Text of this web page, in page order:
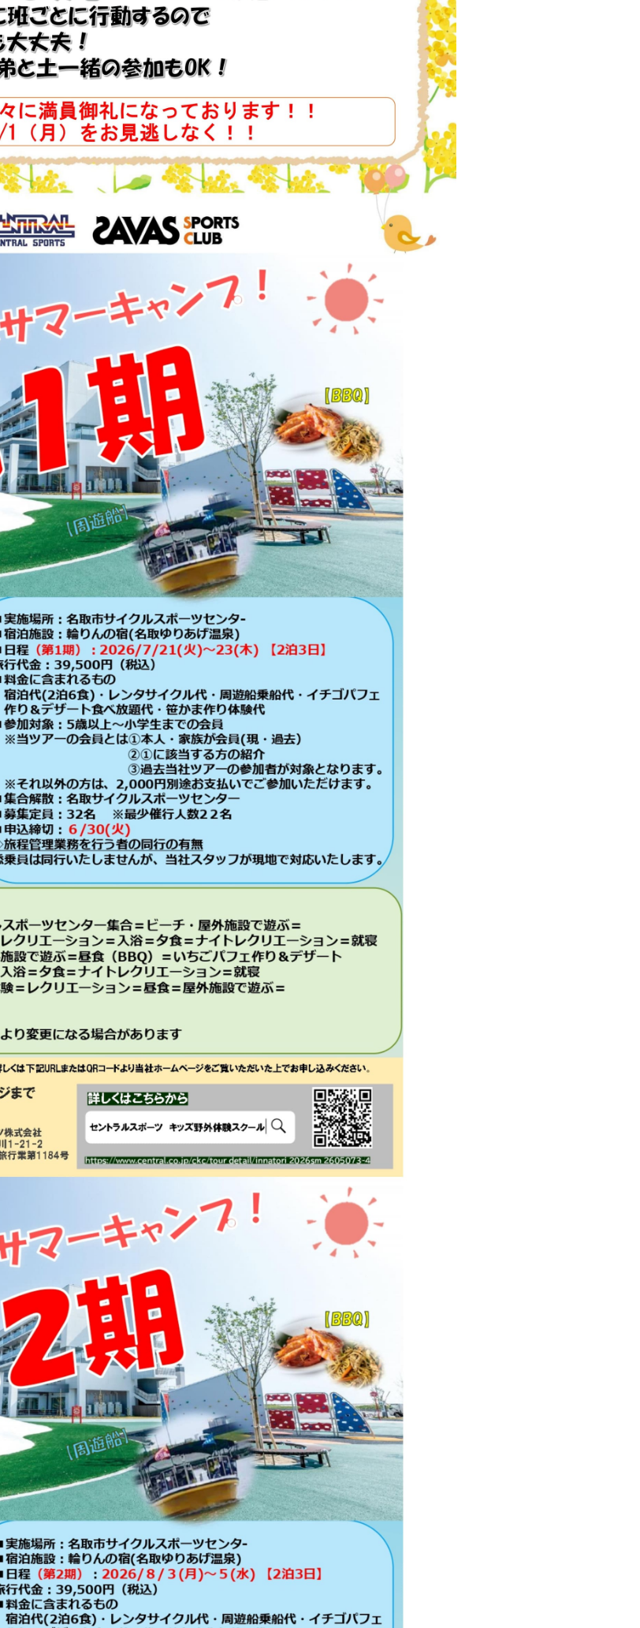
For foreigners
Central Sports official website is
automatically translated into
English. Click the link below (start
automatic translation) to return to
the top page.
However, if you use an automatic
translation service, the Japanese
version of this website will be
translated mechanically, so it may
not be an accurate translation.
The translation may differ from the
original content. We ask that you
fully understand this before using
the service.
Automatic translation start